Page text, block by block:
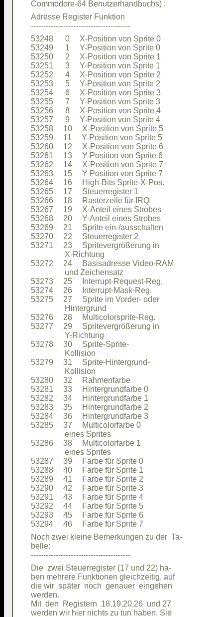
Adresse Register Funktion
53248      0     X-Position von Sprite 0
53249      1     Y-Position von Sprite 0
53250      2     X-Position von Sprite 1
53251      3     Y-Position von Sprite 1
53252      4     X-Position von Sprite 2
53253      5     Y-Position von Sprite 2
53254      6     X-Position von Sprite 3
53255      7     Y-Position von Sprite 3
53256      8     X-Position von Sprite 4
53257      9     Y-Position von Sprite 4
53258     10     X-Position von Sprite 5
53259     11     Y-Position von Sprite 5
53260     12     X-Position von Sprite 6
53261     13     Y-Position von Sprite 6
53262     14     X-Position von Sprite 7
53263     15     Y-Position von Sprite 7
53264     16     High-Bits Sprite-X-Pos.
53265     17     Steuerregister 1
53266     18     Rasterzeile für IRQ
53267     19     X-Anteil eines Strobes
53268     20     Y-Anteil eines Strobes
53269     21     Sprite ein-/ausschalten
53270     22     Steuerregister 2
53271     23     Spritevergrößerung in
                 X-Richtung
53272     24     Basisadresse Video-RAM
                 und Zeichensatz
53273     25     Interrupt-Request-Reg.
53274     26     Interrupt-Mask-Reg.
53275     27     Sprite im Vorder- oder
                 Hintergrund
53276     28     Multicolorsprite-Reg.
53277     29     Spritevergrößerung in
                 Y-Richtung
53278     30     Sprite-Sprite-
                 Kollision
53279     31     Sprite-Hintergrund-
                 Kollision
53280     32     Rahmenfarbe
53281     33     Hintergrundfarbe 0
53282     34     Hintergrundfarbe 1
53283     35     Hintergrundfarbe 2
53284     36     Hintergrundfarbe 3
53285     37     Multicolorfarbe 0
                 eines Sprites
53286     38     Multicolorfarbe 1
                 eines Sprites
53287     39     Farbe für Sprite 0
53288     40     Farbe für Sprite 1
53289     41     Farbe für Sprite 2
53290     42     Farbe für Sprite 3
53291     43     Farbe für Sprite 4
53292     44     Farbe für Sprite 5
53293     45     Farbe für Sprite 6
Noch zwei kleine Bemerkungen zu der  Ta-
belle:
Die  zwei Steuerregister (17 und 22) ha-
ben mehrere Funktionen gleichzeitig, auf
die wir  später  noch  genauer  eingehen
werden.
Mit  den  Registern  18,19,20,26  und 27
werden wir hier nichts zu tun haben. Sie